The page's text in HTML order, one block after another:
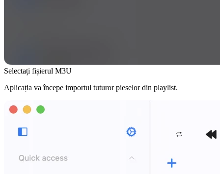
Selectați fișierul M3U
Aplicația va începe importul tuturor pieselor din playlist.